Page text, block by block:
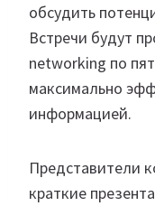
обсудить
Встречи будут
networking по
максимально
информацией.
Представители
краткие